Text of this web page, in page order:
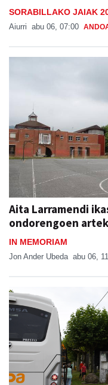
SORABILLAKO JAIAK
Aiurri abu 06, 07:00
Aita Larramendi
ondorengoen
IN MEMORIAM
Jon Ander Ubeda abu 06,